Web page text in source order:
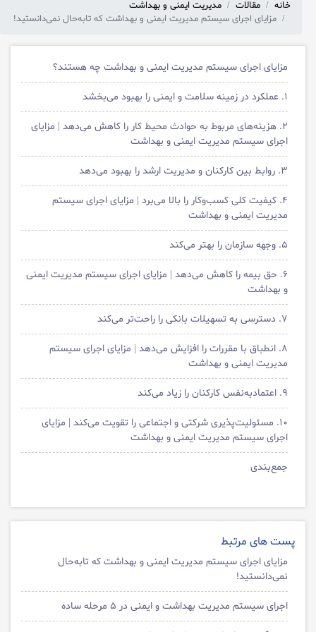
خانه مقالات
مدیریت ایمنی و بهداشت
مزایای اجرای سیستم مدیریت ایمنی و بهداشت که تابه‌حال نمی‌دانستید!
مزایای اجرای سیستم مدیریت ایمنی و بهداشت چه هستند؟
۱. عملکرد در زمینه سلامت و ایمنی را بهبود می‌بخشد
۲. هزینه‌های مربوط به حوادث محیط کار را کاهش می‌دهد | مزایای
اجرای سیستم مدیریت ایمنی و بهداشت
۳. روابط بین کارکنان و مدیریت ارشد را بهبود می‌دهد
۴. کیفیت کلی کسب‌وکار را بالا می‌برد | مزایای اجرای سیستم
مدیریت ایمنی و بهداشت
۵. وجهه سازمان را بهتر می‌کند
۶. حق بیمه را کاهش می‌دهد | مزایای اجرای سیستم مدیریت ایمنی
و بهداشت
۷. دسترسی به تسهیلات بانکی را راحت‌تر می‌کند
۸. انطباق با مقررات را افزایش می‌دهد | مزایای اجرای سیستم
مدیریت ایمنی و بهداشت
۹. اعتمادبه‌نفس کارکنان را زیاد می‌کند
۱۰. مسئولیت‌پذیری شرکتی و اجتماعی را تقویت می‌کند | مزایای
اجرای سیستم مدیریت ایمنی و بهداشت
جمع‌بندی
پست های مرتبط
مزایای اجرای سیستم مدیریت ایمنی و بهداشت که تابه‌حال
نمی‌دانستید!
اجرای سیستم مدیریت بهداشت و ایمنی در ۵ مرحله ساده